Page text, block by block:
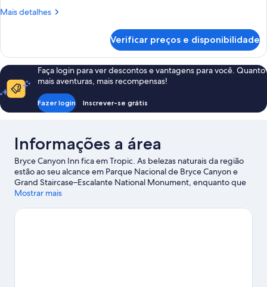
Mais detalhes
Mais
Ship
Verificar preços e disponibilidade
Faça login para ver descontos e vantagens para você. Quanto
mais aventuras, mais recompensas!
Fazer login Inscrever-se grátis
Informações a área
Bryce Canyon Inn fica em Tropic. As belezas naturais da região
estão ao seu alcance em Parque Nacional de Bryce Canyon e
Grand Staircase–Escalante National Monument, enquanto que
em Ebenezer's Barn and Grill e Bryce Wildlife Adventure você
trilhas para caminhada/bicicleta e viva grandes aventuras ao ar
Mostrar mais